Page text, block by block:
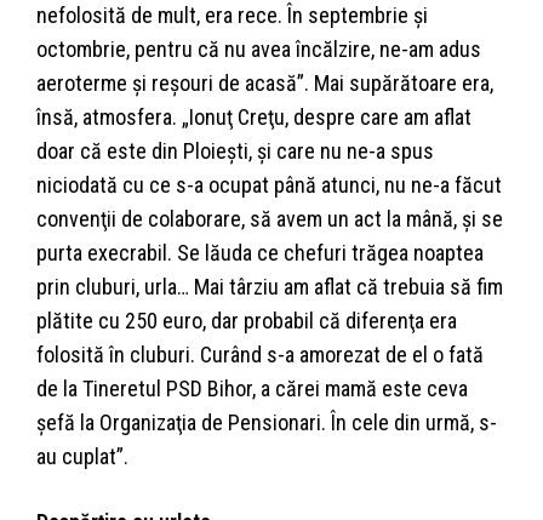
nefolosită de mult, era rece. În septembrie şi
octombrie, pentru că nu avea încălzire, ne-am adus
aeroterme şi reşouri de acasă”. Mai supărătoare era,
însă, atmosfera. „Ionuţ Creţu, despre care am aflat
doar că este din Ploieşti, şi care nu ne-a spus
niciodată cu ce s-a ocupat până atunci, nu ne-a făcut
convenţii de colaborare, să avem un act la mână, şi se
purta execrabil. Se lăuda ce chefuri trăgea noaptea
prin cluburi, urla… Mai târziu am aflat că trebuia să fim
plătite cu 250 euro, dar probabil că diferenţa era
folosită în cluburi. Curând s-a amorezat de el o fată
de la Tineretul PSD Bihor, a cărei mamă este ceva
şefă la Organizaţia de Pensionari. În cele din urmă, s-
au cuplat”.